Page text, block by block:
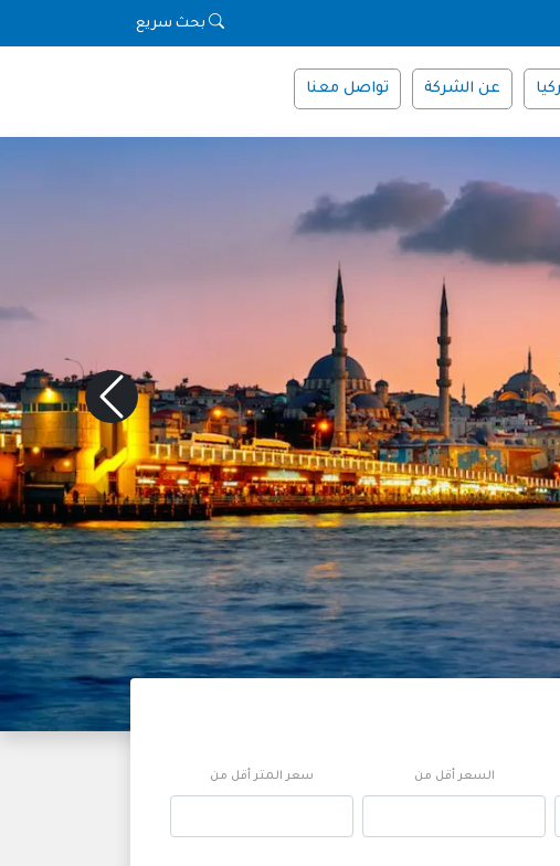
بحث سريع
عن الشركة تواصل معنا
Next
السعر أقل من سعر المتر أقل من